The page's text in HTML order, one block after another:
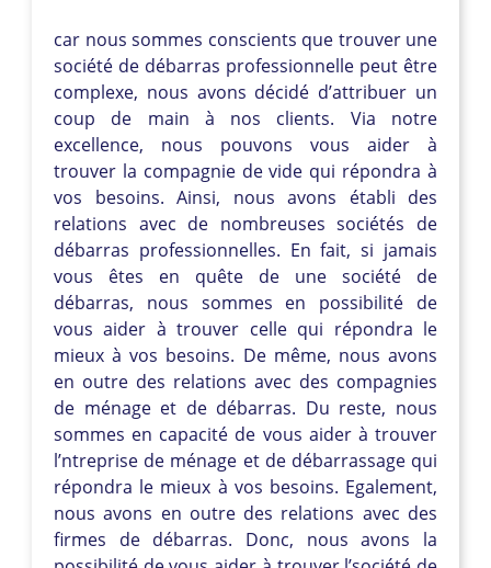
car nous sommes conscients que trouver une
société de débarras professionnelle peut être
complexe, nous avons décidé d’attribuer un
coup de main à nos clients. Via notre
excellence, nous pouvons vous aider à
trouver la compagnie de vide qui répondra à
vos besoins. Ainsi, nous avons établi des
relations avec de nombreuses sociétés de
débarras professionnelles. En fait, si jamais
vous êtes en quête de une société de
débarras, nous sommes en possibilité de
vous aider à trouver celle qui répondra le
mieux à vos besoins. De même, nous avons
en outre des relations avec des compagnies
de ménage et de débarras. Du reste, nous
sommes en capacité de vous aider à trouver
l’ntreprise de ménage et de débarrassage qui
répondra le mieux à vos besoins. Egalement,
nous avons en outre des relations avec des
firmes de débarras. Donc, nous avons la